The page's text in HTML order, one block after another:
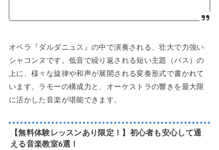
オペラ『ダルダニュス』の中で演奏される、壮大で力強い
シャコンヌです。低音で繰り返される短い主題（バス）の
上に、様々な旋律や和声が展開される変奏形式で書かれて
います。ラモーの構成力と、オーケストラの響きを最大限
に活かした音楽が堪能できます。
【無料体験レッスンあり限定！ 】 初心者も安心して通
える音楽教室6選 ！